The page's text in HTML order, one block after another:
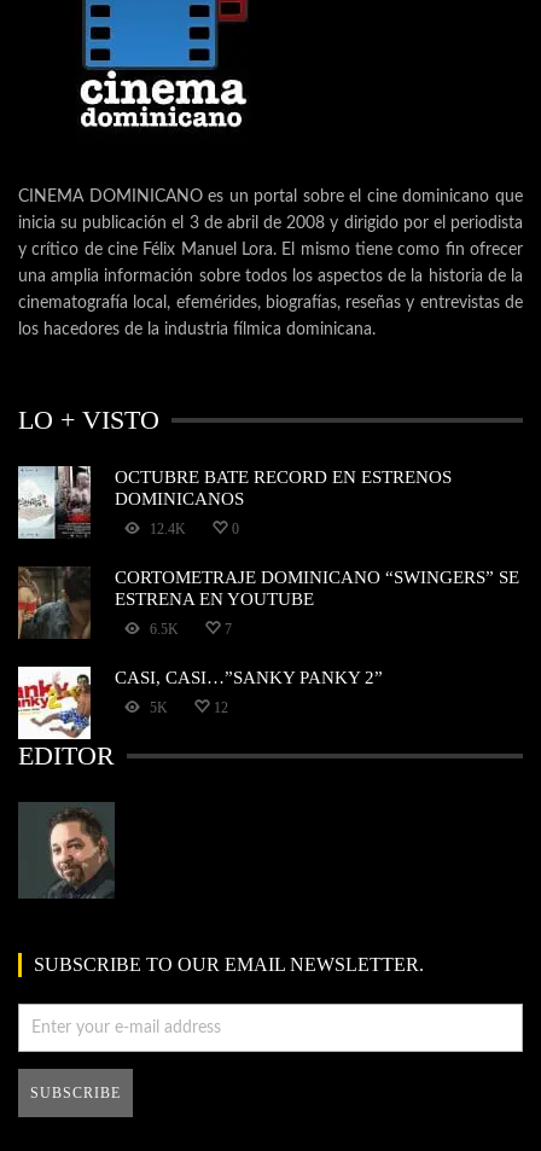
CINEMA DOMINICANO es un portal sobre el cine dominicano que
inicia su publicación el 3 de abril de 2008 y dirigido por el periodista
y crítico de cine Félix Manuel Lora. El mismo tiene como fin ofrecer
una amplia información sobre todos los aspectos de la historia de la
cinematografía local, efemérides, biografías, reseñas y entrevistas de
los hacedores de la industria fílmica dominicana.
LO + VISTO
OCTUBRE BATE RECORD EN ESTRENOS
DOMINICANOS
12.4K 0
CORTOMETRAJE DOMINICANO “SWINGERS” SE
ESTRENA EN YOUTUBE
6.5K 7
CASI, CASI…”SANKY PANKY 2”
5K 12
EDITOR
SUBSCRIBE TO OUR EMAIL NEWSLETTER.